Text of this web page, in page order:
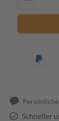
Schneller